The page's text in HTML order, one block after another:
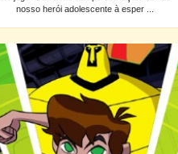
nosso herói adolescente à esper ...